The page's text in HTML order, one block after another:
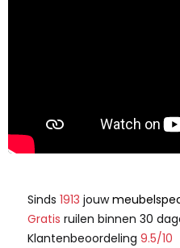
Sinds 1913 jouw
Gratis ruilen binnen 30
Klantenbeoordeling 9.5/10